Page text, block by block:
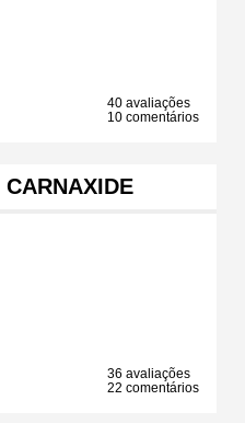
40 avaliações
10 comentários
36 avaliações
22 comentários